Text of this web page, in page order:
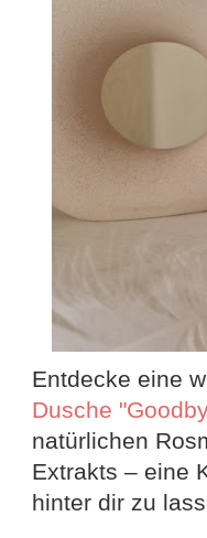
Entdecke eine
Dusche
natürlichen
Extrakts – eine
hinter dir zu